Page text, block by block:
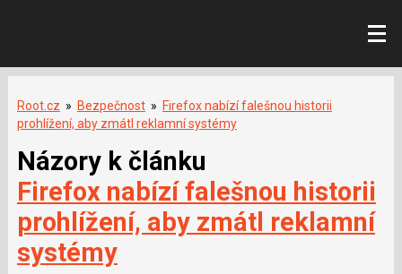
Root.cz » Bezpečnost » Firefox nabízí falešnou historii
prohlížení, aby zmátl reklamní systémy
Názory k článku
Firefox nabízí falešnou historii
prohlížení, aby zmátl reklamní
systémy